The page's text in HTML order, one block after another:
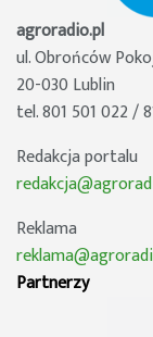
agroradio.pl
ul. Obrońców
20-030 Lublin
tel. 801 501 022 /
Redakcja portalu
Reklama
Partnerzy